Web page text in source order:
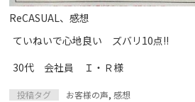
ReCASUAL、感想
ていねいで心地良い ズバリ10点!!
30代 会社員 Ｉ・Ｒ様
投稿タグ お客様の声,感想